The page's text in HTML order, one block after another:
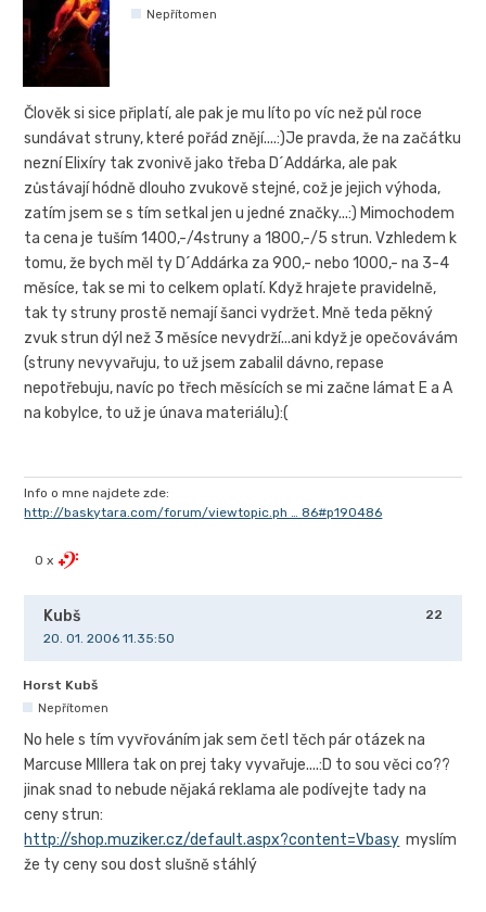
Nepřítomen
Člověk si sice připlatí, ale pak je mu líto po víc než půl roce
sundávat struny, které pořád znějí....:)Je pravda, že na začátku
nezní Elixíry tak zvonivě jako třeba D´Addárka, ale pak
zůstávají hódně dlouho zvukově stejné, což je jejich výhoda,
zatím jsem se s tím setkal jen u jedné značky...:) Mimochodem
ta cena je tuším 1400,-/4struny a 1800,-/5 strun. Vzhledem k
tomu, že bych měl ty D´Addárka za 900,- nebo 1000,- na 3-4
měsíce, tak se mi to celkem oplatí. Když hrajete pravidelně,
tak ty struny prostě nemají šanci vydržet. Mně teda pěkný
zvuk strun dýl než 3 měsíce nevydrží...ani když je opečovávám
(struny nevyvařuju, to už jsem zabalil dávno, repase
nepotřebuju, navíc po třech měsících se mi začne lámat E a A
na kobylce, to už je únava materiálu):(
Info o mne najdete zde:
http://baskytara.com/forum/viewtopic.ph … 86#p190486
0 x
22
Kubš
20. 01. 2006 11.35:50
Horst Kubš
Nepřítomen
No hele s tím vyvřováním jak sem četl těch pár otázek na
Marcuse MIllera tak on prej taky vyvařuje....:D to sou věci co??
jinak snad to nebude nějaká reklama ale podívejte tady na
ceny strun:
http://shop.muziker.cz/default.aspx?content=Vbasy myslím
že ty ceny sou dost slušně stáhlý